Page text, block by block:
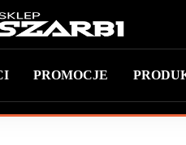
PROMOCJE